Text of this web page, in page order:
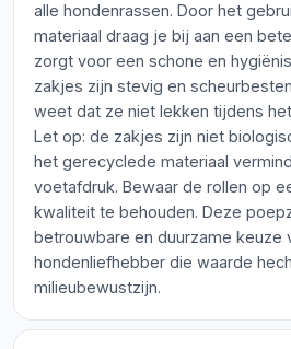
alle hondenrassen. Door het
materiaal draag je bij aan een
zorgt voor een schone en
zakjes zijn stevig en
weet dat ze niet lekken tijdens
Let op: de zakjes zijn niet
het gerecyclede materiaal
voetafdruk. Bewaar de rollen op
kwaliteit te behouden. Deze
betrouwbare en duurzame keuze
hondenliefhebber die waarde
milieubewustzijn.